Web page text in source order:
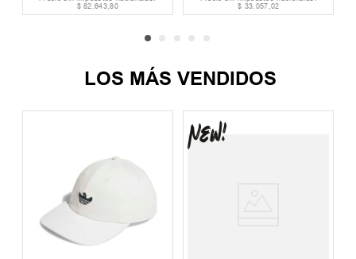
$ 82.643,80
$ 33.057,02
LOS MÁS VENDIDOS